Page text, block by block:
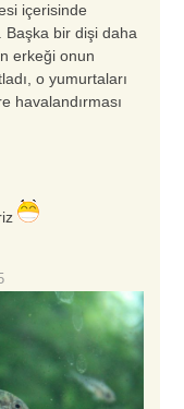
içerisinde
Başka bir dişi daha
erkeği onun
o yumurtaları
havalandırması